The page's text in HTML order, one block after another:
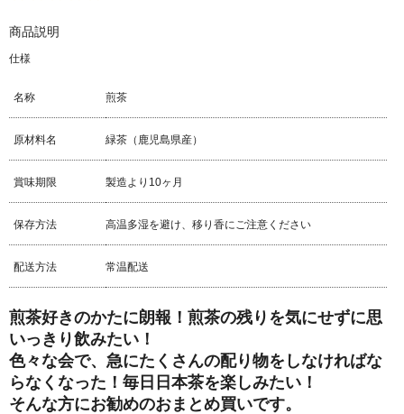
商品説明
仕様
名称 煎茶
原材料名 緑茶（鹿児島県産）
賞味期限 製造より10ヶ月
保存方法 高温多湿を避け、移り香にご注意ください
配送方法 常温配送
煎茶好きのかたに朗報！煎茶の残りを気にせずに思
いっきり飲みたい！
色々な会で、急にたくさんの配り物をしなければな
らなくなった！毎日日本茶を楽しみたい！
そんな方にお勧めのおまとめ買いです。